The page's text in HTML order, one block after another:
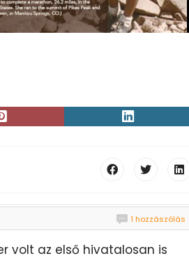
1 hozzászólás
volt az első hivatalosan is